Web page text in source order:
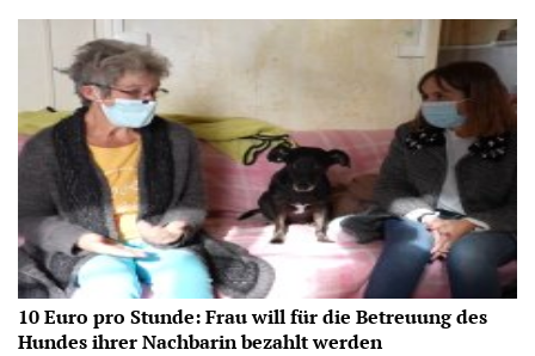
10 Euro pro Stunde: Frau will für die Betreuung des
Hundes ihrer Nachbarin bezahlt werden